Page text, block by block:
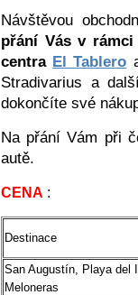
Návštěvou
přání Vás v
centra El Tablero
Stradivarius a
dokončíte své
Na přání Vám při
autě.
CENA :
Destinace
San Augustín, Playa del
Meloneras